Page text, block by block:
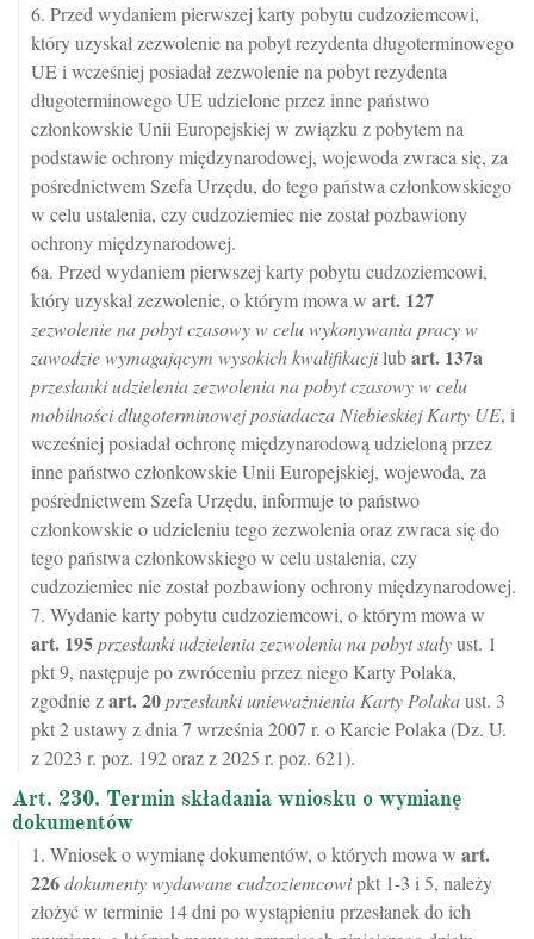
6. Przed wydaniem pierwszej karty pobytu cudzoziemcowi,
który uzyskał zezwolenie na pobyt rezydenta długoterminowego
UE i wcześniej posiadał zezwolenie na pobyt rezydenta
długoterminowego UE udzielone przez inne państwo
członkowskie Unii Europejskiej w związku z pobytem na
podstawie ochrony międzynarodowej, wojewoda zwraca się, za
pośrednictwem Szefa Urzędu, do tego państwa członkowskiego
w celu ustalenia, czy cudzoziemiec nie został pozbawiony
ochrony międzynarodowej.
6a. Przed wydaniem pierwszej karty pobytu cudzoziemcowi,
który uzyskał zezwolenie, o którym mowa w art. 127
zezwolenie na pobyt czasowy w celu wykonywania pracy w
zawodzie wymagającym wysokich kwalifikacjilubart. 137a
przesłanki udzielenia zezwolenia na pobyt czasowy w celu
mobilności długoterminowej posiadacza Niebieskiej Karty UE, i
wcześniej posiadał ochronę międzynarodową udzieloną przez
inne państwo członkowskie Unii Europejskiej, wojewoda, za
pośrednictwem Szefa Urzędu, informuje to państwo
członkowskie o udzieleniu tego zezwolenia oraz zwraca się do
tego państwa członkowskiego w celu ustalenia, czy
cudzoziemiec nie został pozbawiony ochrony międzynarodowej.
7. Wydanie karty pobytu cudzoziemcowi, o którym mowa w
art. 195przesłanki udzielenia zezwolenia na pobyt stałyust. 1
pkt 9, następuje po zwróceniu przez niego Karty Polaka,
zgodnie zart.20przesłanki unieważnienia Karty Polakaust. 3
pkt 2 ustawy z dnia 7 września 2007 r. o Karcie Polaka (Dz. U.
z 2023 r. poz. 192 oraz z 2025 r. poz. 621).
Art. 230. Termin składania wniosku o wymianę
dokumentów
1. Wniosek o wymianę dokumentów, o których mowa w art.
226dokumenty wydawane cudzoziemcowipkt 1-3 i 5, należy
złożyć w terminie 14 dni po wystąpieniu przesłanek do ich